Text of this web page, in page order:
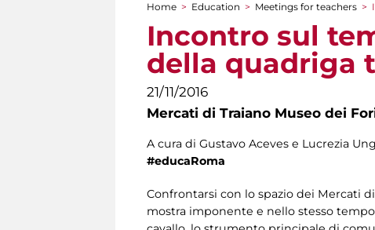
You are here
Home > Education > Meetings for teachers >
Incontro sul
della quadriga
21/11/2016
Mercati di Traiano Museo dei
A cura di Gustavo Aceves e Lucrezia
#educaRoma
Confrontarsi con lo spazio dei Mercati
mostra imponente e nello stesso tempo